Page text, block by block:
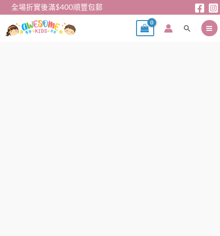
全場折實後滿$400順豐包郵
搜